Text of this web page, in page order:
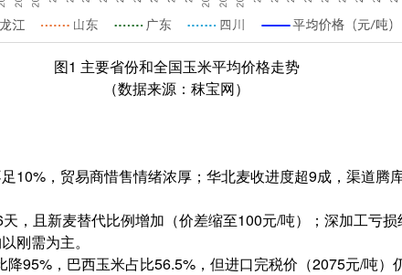
图1 主要省份和全国玉米平均价格走势
（数据来源：秣宝网）
10%，贸易商惜售情绪浓厚；华北麦收进度超9成，渠道腾
，且新麦替代比例增加（价差缩至100元/吨）；深加工亏
刚需为主。
降95%，巴西玉米占比56.5%，但进口完税价（2075元/吨）